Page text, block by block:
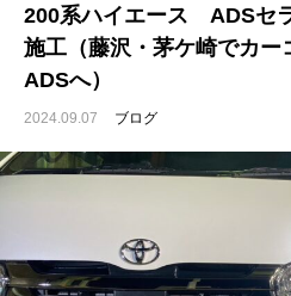
200系ハイエース ADSセ
施工（藤沢・茅ケ崎でカー
ADSへ）
2024.09.07 ブログ